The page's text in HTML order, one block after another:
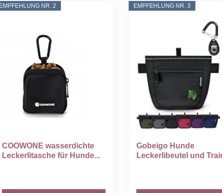
EMPFEHLUNG NR. 2
COOWONE wasserdichte
Leckerlitasche für Hunde...
EMPFEHLUNG NR. 3
Gobeigo Hunde
Leckerlibeutel und